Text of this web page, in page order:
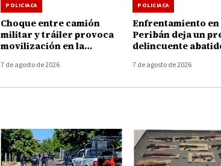
POLICIACA
Choque entre camión
militar y tráiler provoca
movilización en la
Taretan
7 de agosto de 2026
POLICIACA
Enfrentamiento en
Peribán deja un
delincuente
7 de agosto de 2026